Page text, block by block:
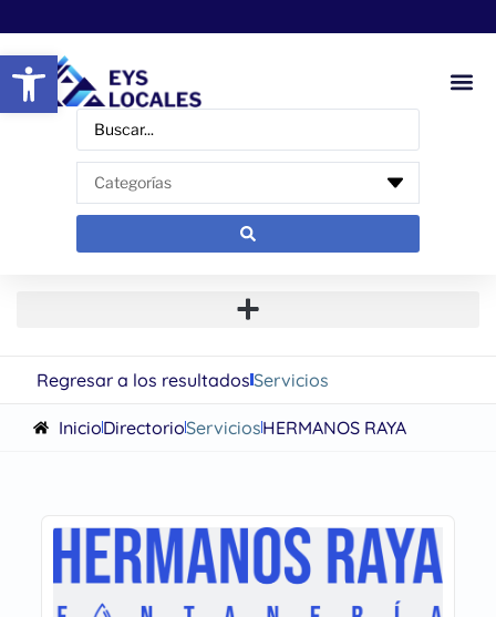
Abrir barra de herramientas
Regresar a los resultadosServicios
InicioDirectorioServiciosHERMANOS RAYA